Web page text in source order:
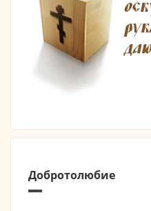
Добротолюбие